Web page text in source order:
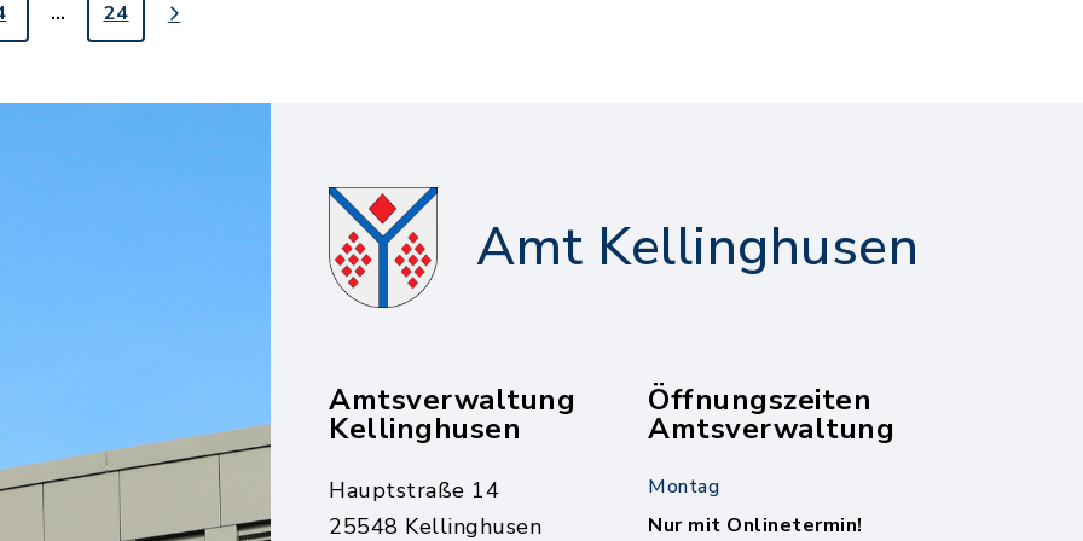
… 24
Amt Kellinghusen
Amtsverwaltung
Kellinghusen
Hauptstraße 14
25548 Kellinghusen
Öffnungszeiten
Amtsverwaltung
Montag
Nur mit Onlinetermin!